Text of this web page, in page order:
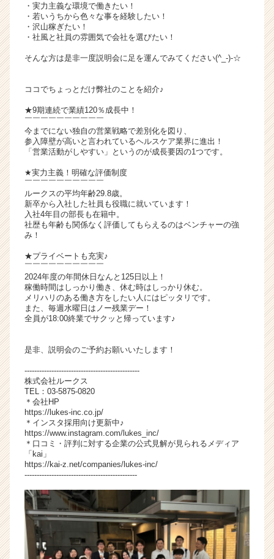
キ
ャ
リ
（C
e
r
a
r
e
r）
・実力主義な環境で働きたい！
・若いうちから色々な事を経験したい！
・沢山稼ぎたい！
・社風と社員の雰囲気で会社を選びたい！
そんな方は是非一度説明会に足を運んでみてください(^_-)-☆
ココでちょっとだけ弊社のことを紹介♪
★9期連続で業績120％成長中！
￣￣￣￣￣￣￣￣￣￣
今までにない独自の営業戦略で差別化を図り、
参入障壁が高いと言われているヘルスケア業界に進出！
「営業活動がしやすい」というのが成長要因の1つです。
★実力主義！明確な評価制度
￣￣￣￣￣￣￣￣￣￣
ルークスの平均年齢29.8歳。
新卒から入社した社員も役職に就いています！
入社4年目の部長も在籍中。
社歴も年齢も関係なく評価してもらえるのはベンチャーの強
み！
★プライベートも充実♪
￣￣￣￣￣￣￣￣￣￣
2024年度の年間休日なんと125日以上！
稼働時間はしっかり働き、休む時はしっかり休む。
メリハリのある働き方をしたい人にはピッタリです。
また、毎週水曜日はノー残業デー！
全員が18:00終業でサクッと帰っています♪
是非、説明会のご予約お願いいたします！
-----------------------------------------------
株式会社ルークス
TEL：03-5875-0820
＊会社HP
https://lukes-inc.co.jp/
＊インスタ採用向け更新中♪
https://www.instagram.com/lukes_inc/
＊口コミ・評判に対する企業の公式見解が見られるメディア
「kai」
https://kai-z.net/companies/lukes-inc/
----------------------------------------------